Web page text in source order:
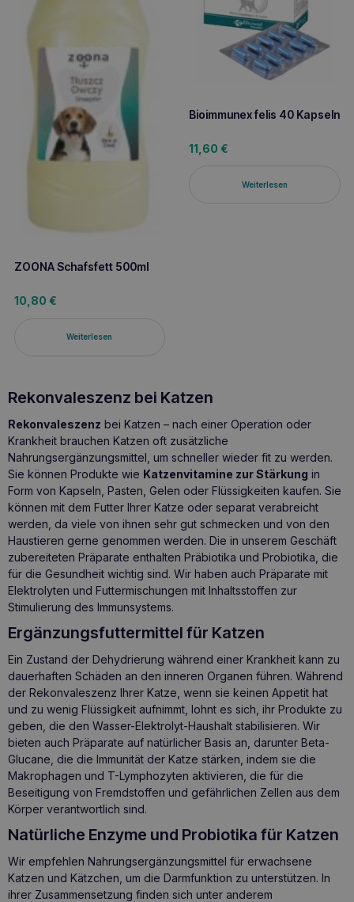
ZOONA Schafsfett 500ml
10,80 €
Weiterlesen
Bioimmunex felis 40 Kapseln
11,60 €
Weiterlesen
Rekonvaleszenz bei Katzen
Rekonvaleszenz bei Katzen – nach einer Operation oder
Krankheit brauchen Katzen oft zusätzliche
Nahrungsergänzungsmittel, um schneller wieder fit zu werden.
Sie können Produkte wie Katzenvitamine zur Stärkung in
Form von Kapseln, Pasten, Gelen oder Flüssigkeiten kaufen. Sie
können mit dem Futter Ihrer Katze oder separat verabreicht
werden, da viele von ihnen sehr gut schmecken und von den
Haustieren gerne genommen werden. Die in unserem Geschäft
zubereiteten Präparate enthalten Präbiotika und Probiotika, die
für die Gesundheit wichtig sind. Wir haben auch Präparate mit
Elektrolyten und Futtermischungen mit Inhaltsstoffen zur
Stimulierung des Immunsystems.
Ergänzungsfuttermittel für Katzen
Ein Zustand der Dehydrierung während einer Krankheit kann zu
dauerhaften Schäden an den inneren Organen führen. Während
der Rekonvaleszenz Ihrer Katze, wenn sie keinen Appetit hat
und zu wenig Flüssigkeit aufnimmt, lohnt es sich, ihr Produkte zu
geben, die den Wasser-Elektrolyt-Haushalt stabilisieren. Wir
bieten auch Präparate auf natürlicher Basis an, darunter Beta-
Glucane, die die Immunität der Katze stärken, indem sie die
Makrophagen und T-Lymphozyten aktivieren, die für die
Beseitigung von Fremdstoffen und gefährlichen Zellen aus dem
Körper verantwortlich sind.
Natürliche Enzyme und Probiotika für Katzen
Wir empfehlen Nahrungsergänzungsmittel für erwachsene
Katzen und Kätzchen, um die Darmfunktion zu unterstützen. In
ihrer Zusammensetzung finden sich unter anderem